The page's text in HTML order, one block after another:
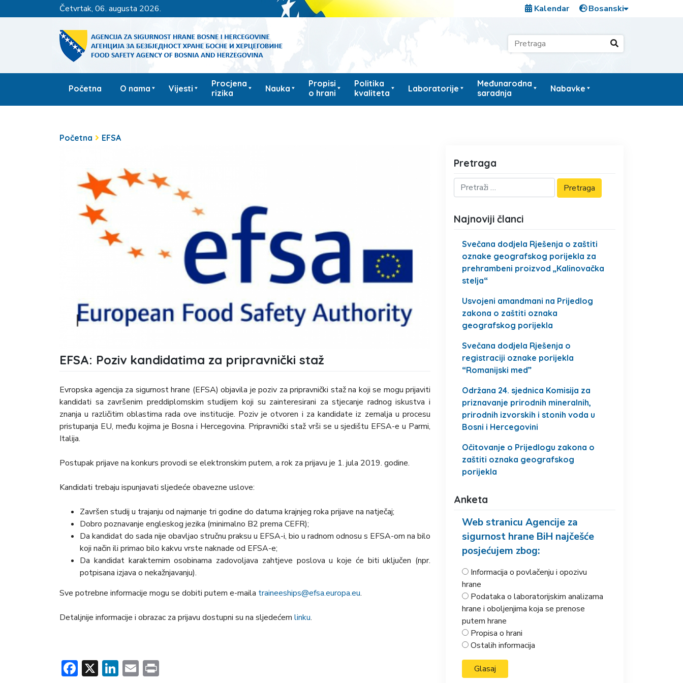
četvrtak, 06. augusta 2026. Kalendar
Početna O nama Vijesti
Procjena
rizika
Nauka
Propisi
o hrani
Politika
kvaliteta
Laboratorije
Međunarodna
saradnja
Nabavke
Početna EFSA
EFSA: Poziv kandidatima za pripravnički staž
Evropska agencija za sigurnost hrane (EFSA) objavila je poziv za pripravnički staž na koji se mogu prijaviti
kandidati sa završenim preddiplomskim studijem koji su zainteresirani za stjecanje radnog iskustva i
znanja u različitim oblastima rada ove institucije. Poziv je otvoren i za kandidate iz zemalja u procesu
pristupanja EU, među kojima je Bosna i Hercegovina. Pripravnički staž vrši se u sjedištu EFSA-e u Parmi,
Italija.
Postupak prijave na konkurs provodi se elektronskim putem, a rok za prijavu je 1. jula 2019. godine.
Kandidati trebaju ispunjavati sljedeće obavezne uslove:
Završen studij u trajanju od najmanje tri godine do datuma krajnjeg roka prijave na natječaj;
Dobro poznavanje engleskog jezika (minimalno B2 prema CEFR);
Da kandidat do sada nije obavljao stručnu praksu u EFSA-i, bio u radnom odnosu s EFSA-om na bilo
koji način ili primao bilo kakvu vrste naknade od EFSA-e;
Da kandidat karakternim osobinama zadovoljava zahtjeve poslova u koje će biti uključen (npr.
potpisana izjava o nekažnjavanju).
Sve potrebne informacije mogu se dobiti putem e-maila traineeships@efsa.europa.eu.
Detaljnije informacije i obrazac za prijavu dostupni su na sljedećem linku.
Facebook
X LinkedIn
Email
Pretraga
Najnoviji članci
Svečana dodjela Rješenja o zaštiti
oznake geografskog porijekla za
prehrambeni proizvod „Kalinovačka
stelja“
Usvojeni amandmani na Prijedlog
zakona o zaštiti oznaka
geografskog porijekla
Svečana dodjela Rješenja o
registraciji oznake porijekla
“Romanijski med”
Održana 24. sjednica Komisija za
priznavanje prirodnih mineralnih,
prirodnih izvorskih i stonih voda u
Bosni i Hercegovini
Očitovanje o Prijedlogu zakona o
zaštiti oznaka geografskog
porijekla
Anketa
Web stranicu Agencije za
sigurnost hrane BiH najčešće
posjećujem zbog:
Informacija o povlačenju i opozivu
hrane
Podataka o laboratorijskim analizama
hrane i oboljenjima koja se prenose
putem hrane
Propisa o hrani
Ostalih informacija